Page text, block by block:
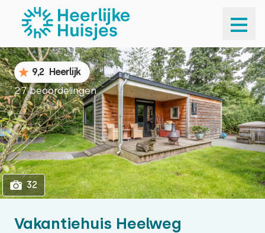
1
Vakantiehuis Heelweg
9,2 Heerlijk
27 beoordelingen
32